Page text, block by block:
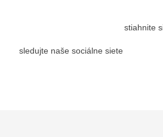
sledujte naše sociálne siete
stiahnite